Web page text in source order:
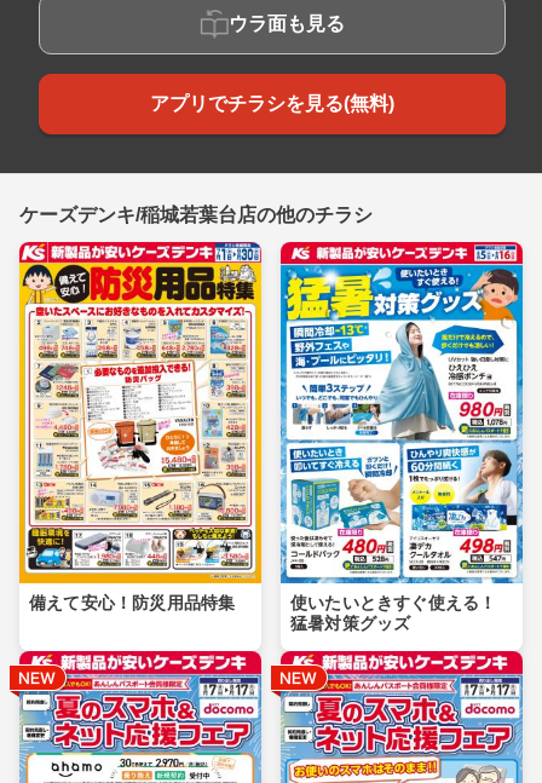
ウラ面も見る
アプリでチラシを見る(無料)
ケーズデンキ/稲城若葉台店の他のチラシ
備えて安心！防災用品特集
使いたいときすぐ使える！
猛暑対策グッズ